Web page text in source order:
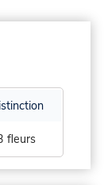
fleurs